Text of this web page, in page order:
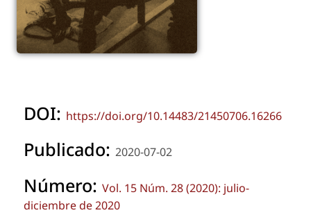
DOI: https://doi.org/10.14483/21450706.16266
Publicado: 2020-07-02
Número: Vol. 15 Núm. 28 (2020): julio-
diciembre de 2020